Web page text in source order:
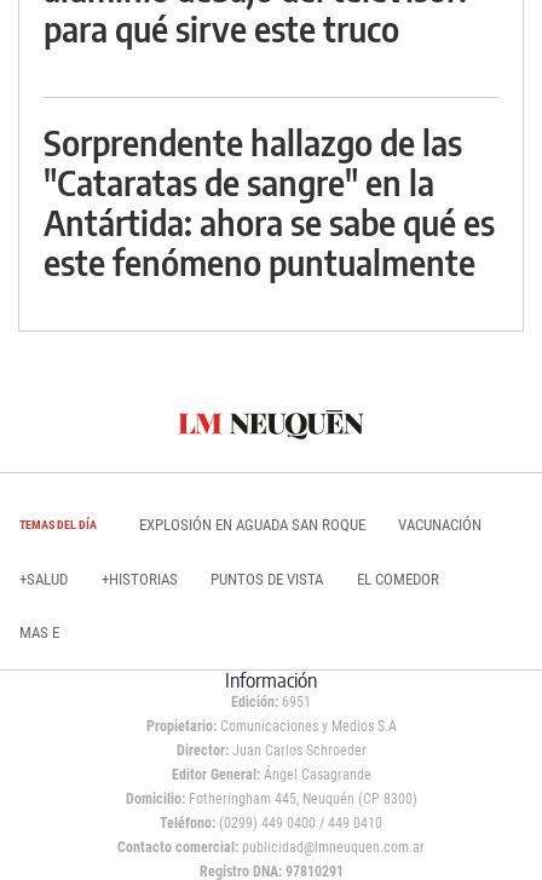
para qué sirve este truco
Sorprendente hallazgo de las
"Cataratas de sangre" en la
Antártida: ahora se sabe qué es
este fenómeno puntualmente
TEMAS DEL DÍA EXPLOSIÓN EN AGUADA SAN ROQUE VACUNACIÓN
+SALUD +HISTORIAS PUNTOS DE VISTA EL COMEDOR
MAS E
Información
Edición: 6951
Propietario:Comunicaciones y Medios S.A
Director: Juan Carlos Schroeder
Editor General:Ángel Casagrande
Domicilio:Fotheringham 445, Neuquén (CP 8300)
Teléfono: (0299) 449 0400 / 449 0410
Contacto comercial: publicidad@lmneuquen.com.ar
Registro DNA: 97810291